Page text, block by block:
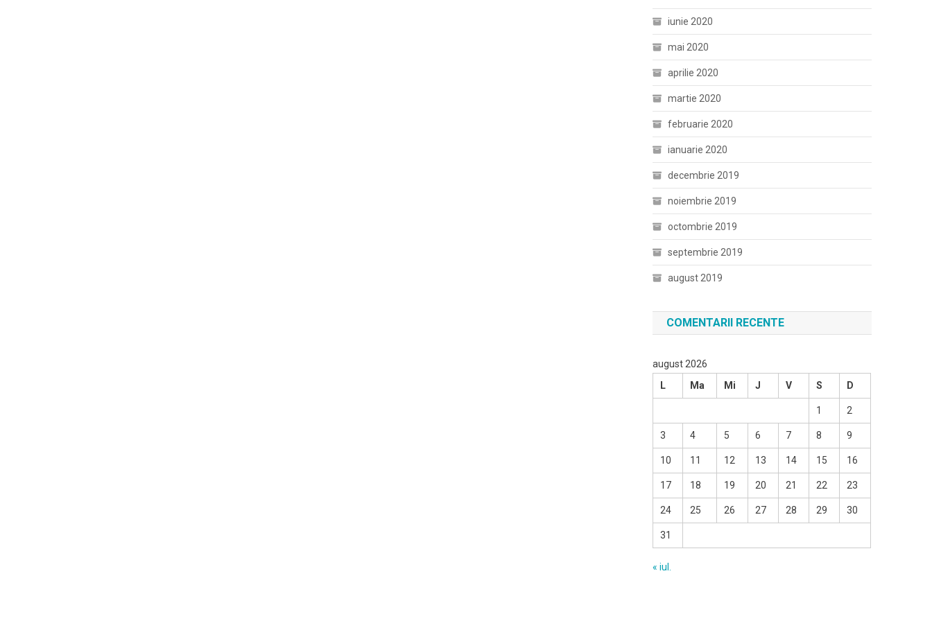
iunie 2020
mai 2020
aprilie 2020
martie 2020
februarie 2020
ianuarie 2020
decembrie 2019
noiembrie 2019
octombrie 2019
septembrie 2019
august 2019
COMENTARII RECENTE
august 2026
L
Ma Mi J V S D
1 2
3 4 5 6 7 8 9
10 11 12 13 14 15 16
17 18 19 20 21 22 23
24 25 26 27 28 29 30
31
« iul.